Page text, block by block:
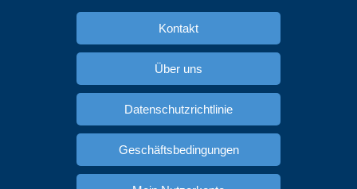
Kontakt
Über uns
Datenschutzrichtlinie
Geschäftsbedingungen